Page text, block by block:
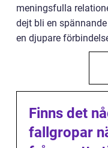
meningsfulla
dejt bli en
en djupare
Finns det
fallgropar